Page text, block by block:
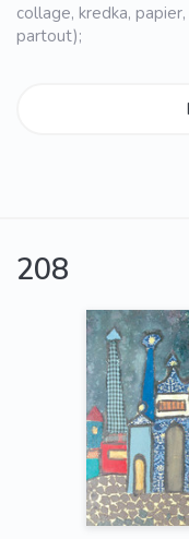
collage, kredka,
partout);
208